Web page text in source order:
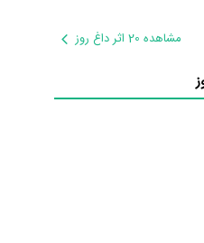
مشاهده 20 اثر داغ روز